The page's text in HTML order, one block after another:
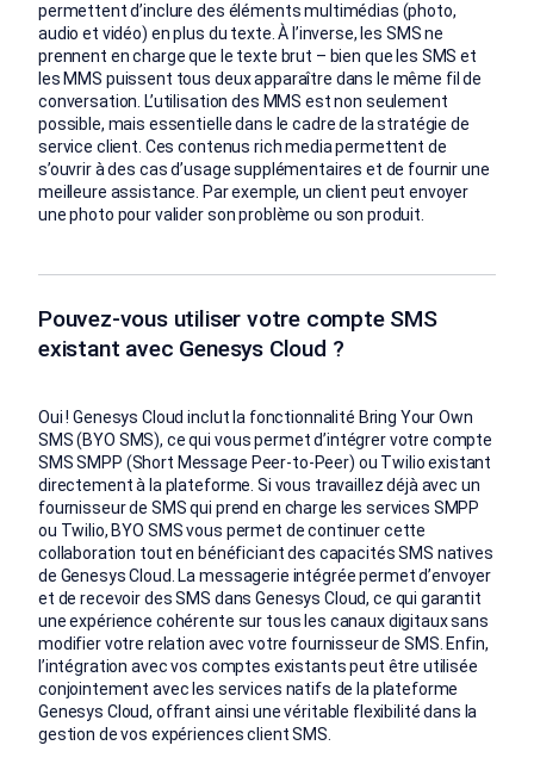
permettent d’inclure des éléments multimédias (photo,
audio et vidéo) en plus du texte. À l’inverse, les SMS ne
prennent en charge que le texte brut – bien que les SMS et
les MMS puissent tous deux apparaître dans le même fil de
conversation. L’utilisation des MMS est non seulement
possible, mais essentielle dans le cadre de la stratégie de
service client. Ces contenus rich media permettent de
s’ouvrir à des cas d’usage supplémentaires et de fournir une
meilleure assistance. Par exemple, un client peut envoyer
une photo pour valider son problème ou son produit.
Pouvez-vous utiliser votre compte SMS
existant avec Genesys Cloud ?
Oui ! Genesys Cloud inclut la fonctionnalité Bring Your Own
SMS (BYO SMS), ce qui vous permet d’intégrer votre compte
SMS SMPP (Short Message Peer-to-Peer) ou Twilio existant
directement à la plateforme. Si vous travaillez déjà avec un
fournisseur de SMS qui prend en charge les services SMPP
ou Twilio, BYO SMS vous permet de continuer cette
collaboration tout en bénéficiant des capacités SMS natives
de Genesys Cloud. La messagerie intégrée permet d’envoyer
et de recevoir des SMS dans Genesys Cloud, ce qui garantit
une expérience cohérente sur tous les canaux digitaux sans
modifier votre relation avec votre fournisseur de SMS. Enfin,
l’intégration avec vos comptes existants peut être utilisée
conjointement avec les services natifs de la plateforme
Genesys Cloud, offrant ainsi une véritable flexibilité dans la
gestion de vos expériences client SMS.